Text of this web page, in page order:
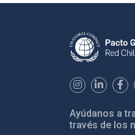
Ayúdanos a
través de los